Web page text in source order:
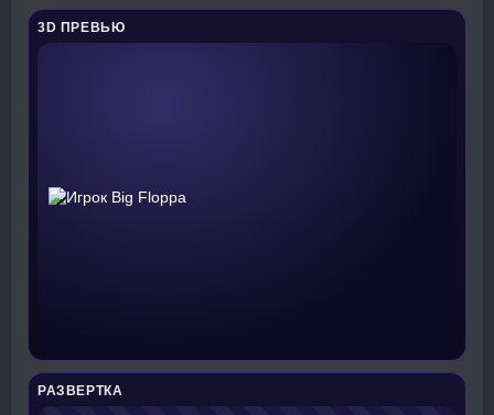
3D ПРЕВЬЮ
РАЗВЕРТКА